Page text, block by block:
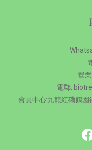
營
電郵:
會員中心:九龍紅磡鶴